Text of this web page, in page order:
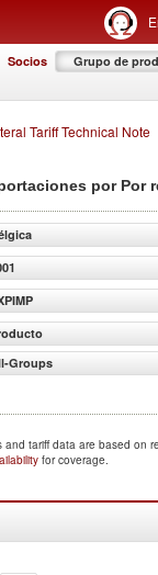
Socios Grupo de
Tariff Technical Note
por Por
Groups
and tariff data are based on
for coverage.